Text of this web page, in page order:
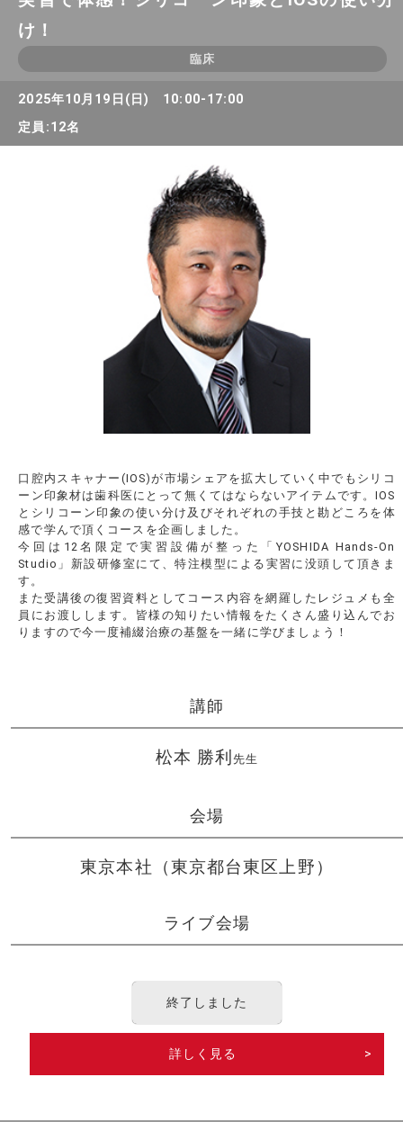
け！
臨床
2025年10月19日(日) 10:00-17:00
定員:12名
口腔内スキャナー(IOS)が市場シェアを拡大していく中でもシリコ
ーン印象材は歯科医にとって無くてはならないアイテムです。IOS
とシリコーン印象の使い分け及びそれぞれの手技と勘どころを体
感で学んで頂くコースを企画しました。
今回は12名限定で実習設備が整った「YOSHIDA Hands-On
Studio」新設研修室にて、特注模型による実習に没頭して頂きま
す。
また受講後の復習資料としてコース内容を網羅したレジュメも全
員にお渡しします。皆様の知りたい情報をたくさん盛り込んでお
りますので今一度補綴治療の基盤を一緒に学びましょう！
講師
松本 勝利先生
会場
東京本社（東京都台東区上野）
ライブ会場
終了しました
詳しく見る >